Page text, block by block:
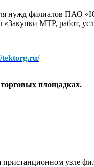
нужд филиалов ПАО
«Закупки МТР, работ,
tektorg.ru/
площадках.
пристанционном узле